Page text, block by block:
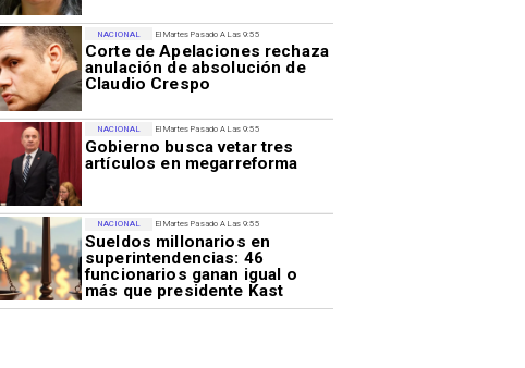
El Martes Pasado A Las 9:55
Corte de Apelaciones rechaza
anulación de absolución de
Claudio Crespo
NACIONAL
El Martes Pasado A Las 9:55
Gobierno busca vetar tres
artículos en megarreforma
NACIONAL
El Martes Pasado A Las 9:55
Sueldos millonarios en
superintendencias: 46
funcionarios ganan igual o
más que presidente Kast
NACIONAL